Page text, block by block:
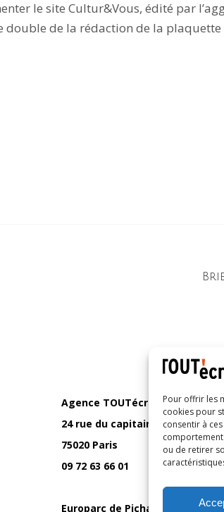
Pour offrir les
cookies pour
consentir à
comportement
ou de retirer
le site Cultur&Vous, édité par
de la rédaction de la
Agence TOUTécrit
24 rue du capitaine Ferber
75020 Paris
09 72 63 66 01
Europarc de Pichaury